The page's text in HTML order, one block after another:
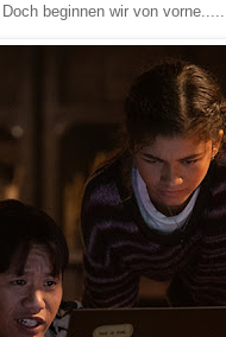
beginnen wir von vorne.....